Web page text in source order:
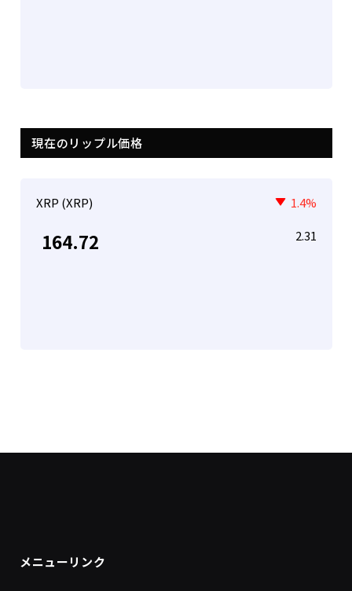
現在のリップル価格
XRP (XRP) 1.4%
164.72 2.31
メニューリンク